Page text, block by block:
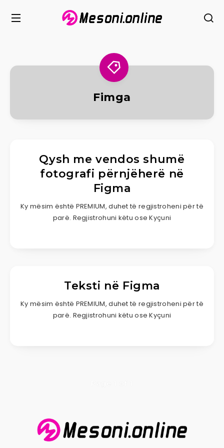
Fimga
Qysh me vendos shumë
fotografi përnjëherë në
Figma
Ky mësim është PREMIUM, duhet të regjistroheni për të
parë. Regjistrohuni këtu ose Kyçuni
Teksti në Figma
Ky mësim është PREMIUM, duhet të regjistroheni për të
parë. Regjistrohuni këtu ose Kyçuni